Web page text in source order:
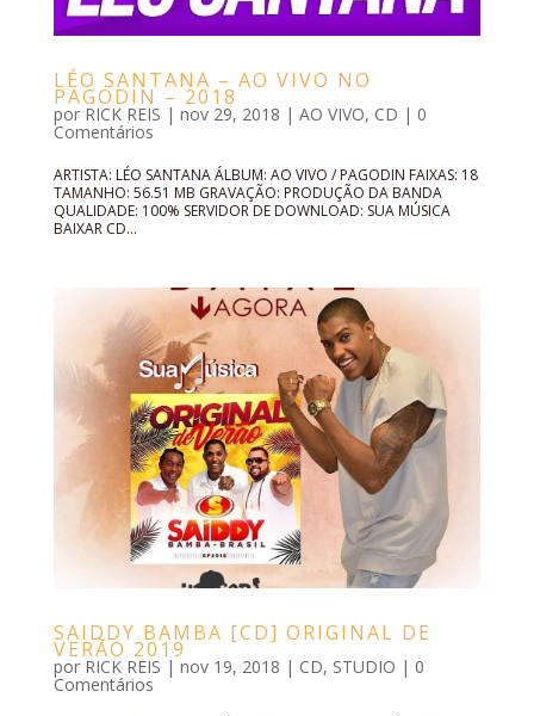
LÉO SANTANA – AO VIVO NO
PAGODIN – 2018
por RICK REIS | nov 29, 2018 | AO VIVO, CD | 0
Comentários
ARTISTA: LÉO SANTANA ÁLBUM: AO VIVO / PAGODIN FAIXAS: 18
TAMANHO: 56.51 MB GRAVAÇÃO: PRODUÇÃO DA BANDA
QUALIDADE: 100% SERVIDOR DE DOWNLOAD: SUA MÚSICA
BAIXAR CD...
SAIDDY BAMBA [CD] ORIGINAL DE
VERÃO 2019
por RICK REIS | nov 19, 2018 | CD, STUDIO | 0
Comentários